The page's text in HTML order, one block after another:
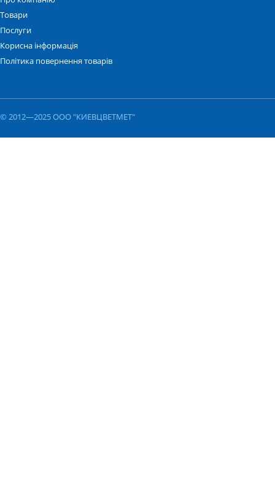
Товари
Послуги
Корисна інформація
Політика повернення товарів
© 2012—2025 ООО "КИЕВЦВЕТМЕТ"